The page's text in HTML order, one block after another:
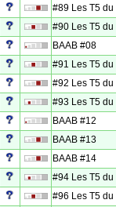
#89 Les T5
#90 Les T5
BAAB #08
#91 Les T5
#92 Les T5
#93 Les T5 du
BAAB #12
BAAB #13
BAAB #14
#94 Les T5
#96 Les T5